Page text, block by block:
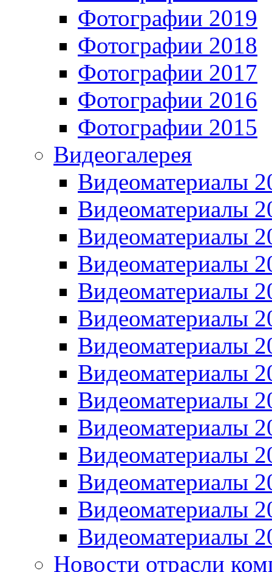
Фотографии 2019
Фотографии 2018
Фотографии 2017
Фотографии 2016
Фотографии 2015
Видеогалерея
Видеоматериалы
Видеоматериалы
Видеоматериалы
Видеоматериалы
Видеоматериалы
Видеоматериалы
Видеоматериалы
Видеоматериалы
Видеоматериалы
Видеоматериалы
Видеоматериалы
Видеоматериалы
Видеоматериалы
Видеоматериалы
Новости отрасли